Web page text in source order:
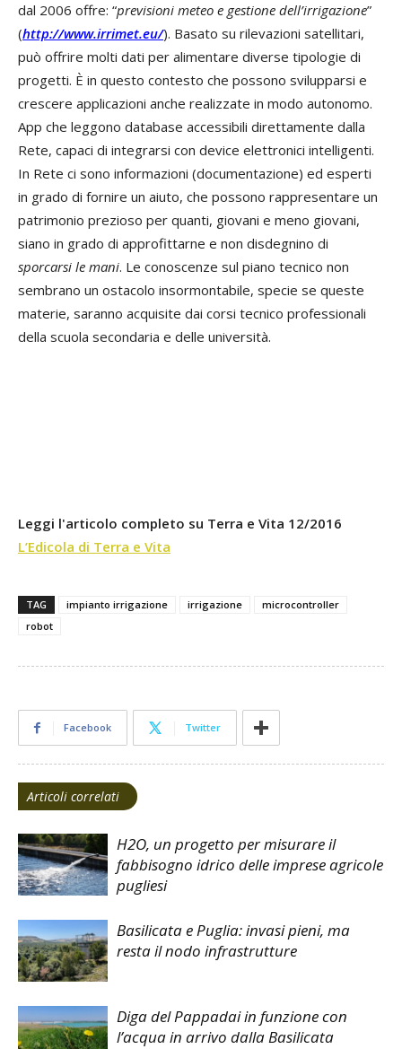
dal 2006 offre: “previsioni meteo e gestione dell’irrigazione”
(http://www.irrimet.eu/). Basato su rilevazioni satellitari,
può offrire molti dati per alimentare diverse tipologie di
progetti. È in questo contesto che possono svilupparsi e
crescere applicazioni anche realizzate in modo autonomo.
App che leggono database accessibili direttamente dalla
Rete, capaci di integrarsi con device elettronici intelligenti.
In Rete ci sono informazioni (documentazione) ed esperti
in grado di fornire un aiuto, che possono rappresentare un
patrimonio prezioso per quanti, giovani e meno giovani,
siano in grado di approfittarne e non disdegnino di
sporcarsi le mani. Le conoscenze sul piano tecnico non
sembrano un ostacolo insormontabile, specie se queste
materie, saranno acquisite dai corsi tecnico professionali
della scuola secondaria e delle università.
Leggi l'articolo completo su Terra e Vita 12/2016
L’Edicola di Terra e Vita
TAG impianto irrigazione irrigazione
microcontroller
robot
Facebook Twitter
Articoli correlati
H2O, un progetto per misurare il
fabbisogno idrico delle imprese agricole
pugliesi
Basilicata e Puglia: invasi pieni, ma
resta il nodo infrastrutture
Diga del Pappadai in funzione con
l’acqua in arrivo dalla Basilicata